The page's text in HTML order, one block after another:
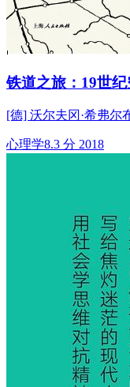
铁道之旅：19世
[德] 沃尔夫冈·希弗尔
心理学8.3 分 2018